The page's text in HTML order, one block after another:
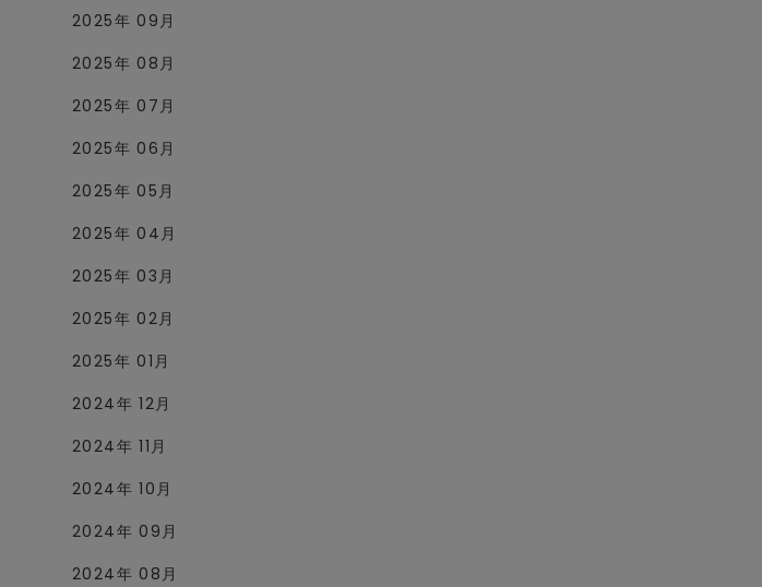
2025年 09月
2025年 08月
2025年 07月
2025年 06月
2025年 05月
2025年 04月
2025年 03月
2025年 02月
2025年 01月
2024年 12月
2024年 11月
2024年 10月
2024年 09月
2024年 08月